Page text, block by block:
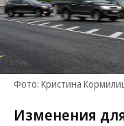
Фото: Кристина
Изменения